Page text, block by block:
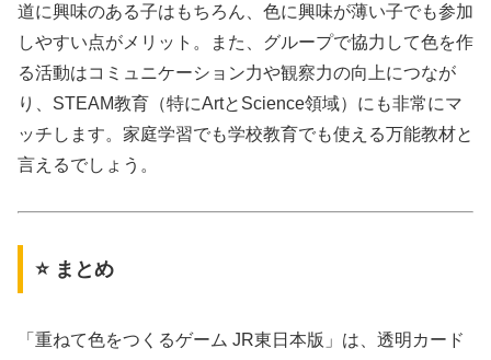
道に興味のある子はもちろん、色に興味が薄い子でも参加
しやすい点がメリット。また、グループで協力して色を作
る活動はコミュニケーション力や観察力の向上につなが
り、STEAM教育（特にArtとScience領域）にも非常にマ
ッチします。家庭学習でも学校教育でも使える万能教材と
言えるでしょう。
⭐ まとめ
「重ねて色をつくるゲーム JR東日本版」は、透明カード